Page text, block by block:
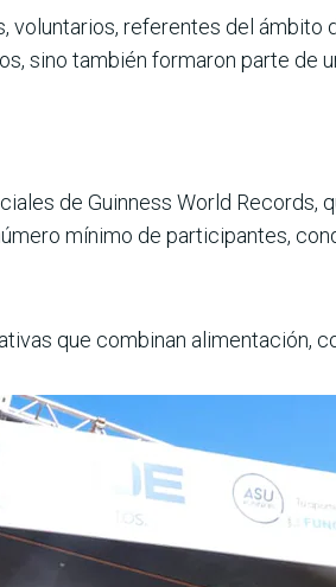
referentes del ámbito
sino también formaron parte de
de Guinness World Records,
mínimo de participantes,
que combinan alimentación,